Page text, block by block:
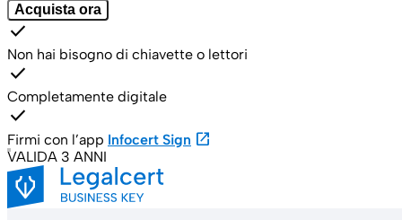
Acquista ora
check
Non hai bisogno di chiavette o lettori
check
Completamente digitale
check
Firmi con l’app Infocert Sign open_in_new
VALIDA 3 ANNI